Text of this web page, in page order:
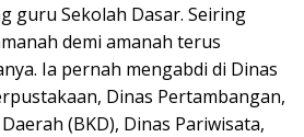
guru Sekolah Dasar. Seiring
demi amanah terus
Ia pernah mengabdi di Dinas
Dinas Pertambangan,
(BKD), Dinas Pariwisata,